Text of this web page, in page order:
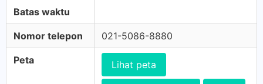
Batas waktu
Nomor telepon 021-5086-8880
Peta Lihat peta